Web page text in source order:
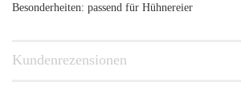
Besonderheiten: passend für Hühnereier
Kundenrezensionen